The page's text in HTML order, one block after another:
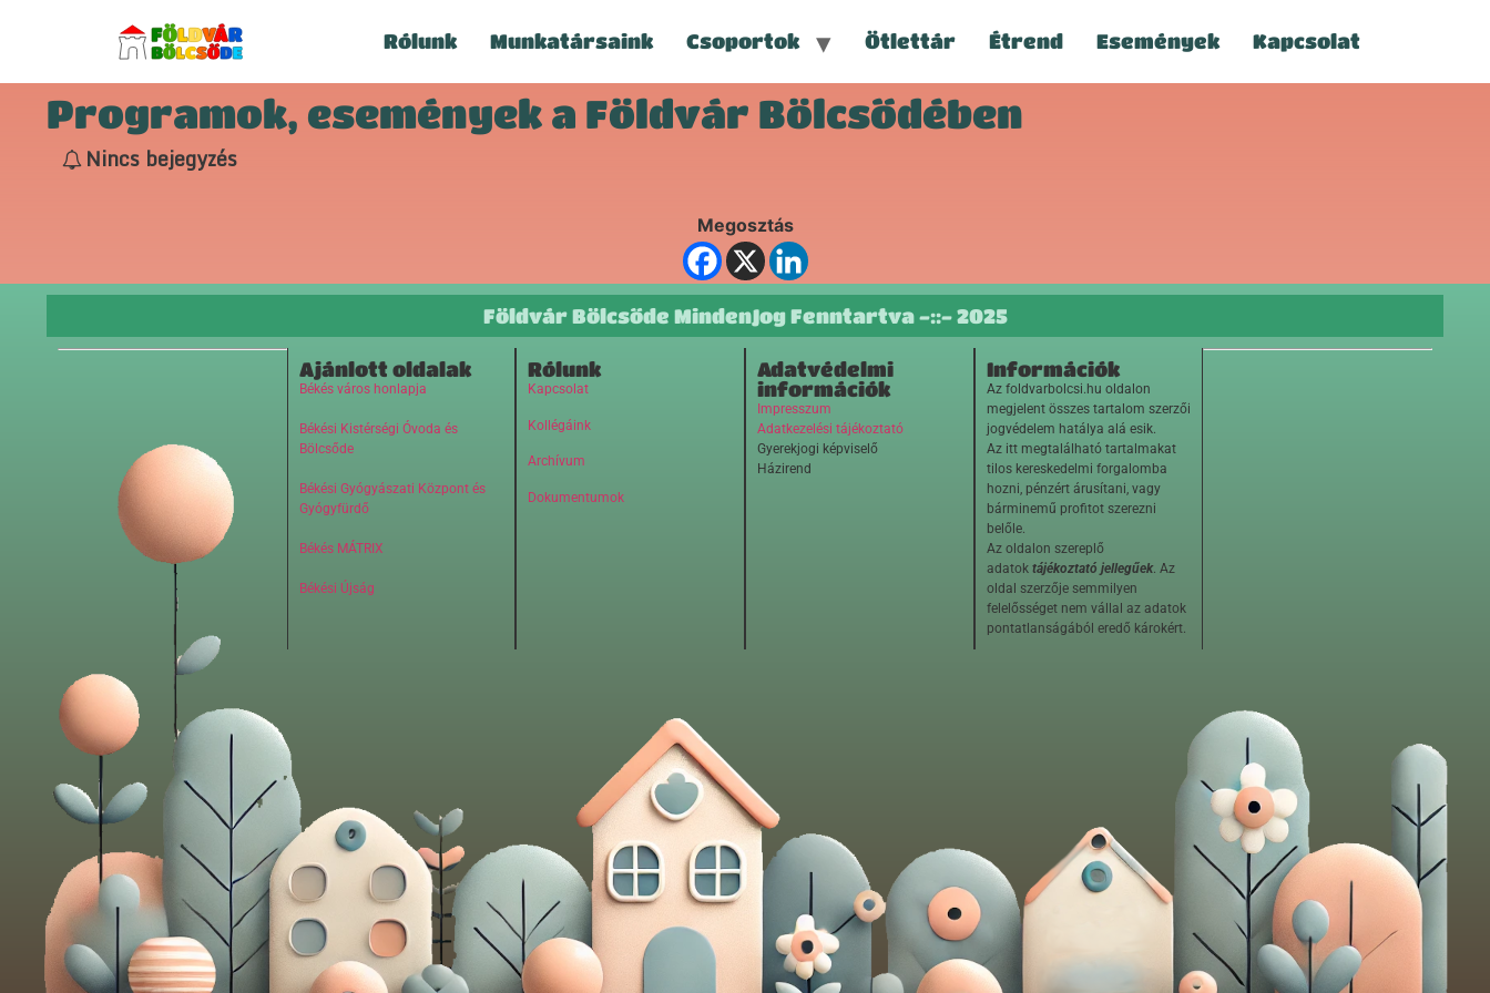
Rólunk Munkatársaink Csoportok Ötlettár Étrend Események Kapcsolat
Programok, események a Földvár Bölcsődében
Nincs bejegyzés
Megosztás
Földvár Bölcsőde MindenJog Fenntartva -::- 2025
Ajánlott oldalak
Békés város honlapja
Békési Kistérségi Óvoda és
Bölcsőde
Békési Gyógyászati Központ és
Gyógyfürdő
Békés MÁTRIX
Békési Újság
Rólunk
Kapcsolat
Kollégáink
Archívum
Dokumentumok
Adatvédelmi
információk
Impresszum
Adatkezelési tájékoztató
Gyerekjogi képviselő
Házirend
Információk
Az foldvarbolcsi.hu oldalon
megjelent összes tartalom szerzői
jogvédelem hatálya alá esik.
Az itt megtalálható tartalmakat
tilos kereskedelmi forgalomba
hozni, pénzért árusítani, vagy
bárminemű profitot szerezni
belőle.
Az oldalon szereplő
adatok tájékoztató jellegűek. Az
oldal szerzője semmilyen
felelősséget nem vállal az adatok
pontatlanságából eredő károkért.